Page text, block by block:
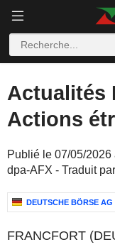
Actualités
Actions
Publié le 07/05/2026
dpa-AFX - Traduit
DEUTSCHE BÖRSE AG
FRANCFORT